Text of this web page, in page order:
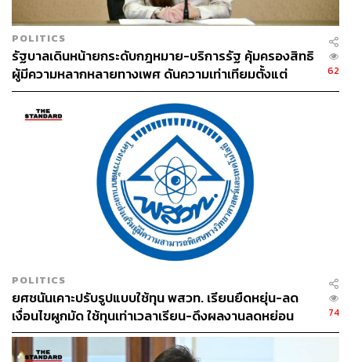
POLITICS
รัฐบาลเดินหน้ายกระดับกฎหมาย-บริการรัฐ คุ้มครองสิทธิ
ผู้มีความหลากหลายทางเพศ ดันความเท่าเทียมตั้งแต่
หลักสูตรในห้องเรียนถึงที่ทำงาน
62
POLITICS
ยศชนันเคาะปรับรูปแบบใช้ทุน พสวท. เรียนยืดหยุ่น-ลด
เงื่อนไขผูกมัด ใช้ทุนเท่าเวลาเรียน-ดึงผลงานลดหย่อน
เวลา ดันให้มีผลย้อนหลัง
74